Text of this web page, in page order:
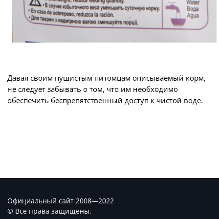
Давая своим пушистым питомцам описываемый корм,
не следует забывать о том, что им необходимо
обеспечить беспрепятственный доступ к чистой воде.
Официальный сайт 2008—2022
© Все права защищены.